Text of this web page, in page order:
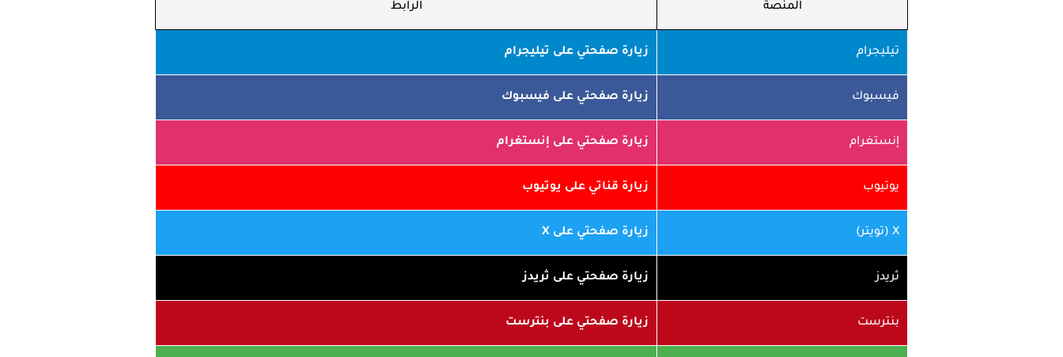
المنصة الرابط
تيليجرام زيارة صفحتي على تيليجرام
فيسبوك زيارة صفحتي على فيسبوك
إنستغرام زيارة صفحتي على إنستغرام
يوتيوب زيارة قناتي على يوتيوب
X (تويتر) زيارة صفحتي على X
ثريدز زيارة صفحتي على ثريدز
بنترست زيارة صفحتي على بنترست